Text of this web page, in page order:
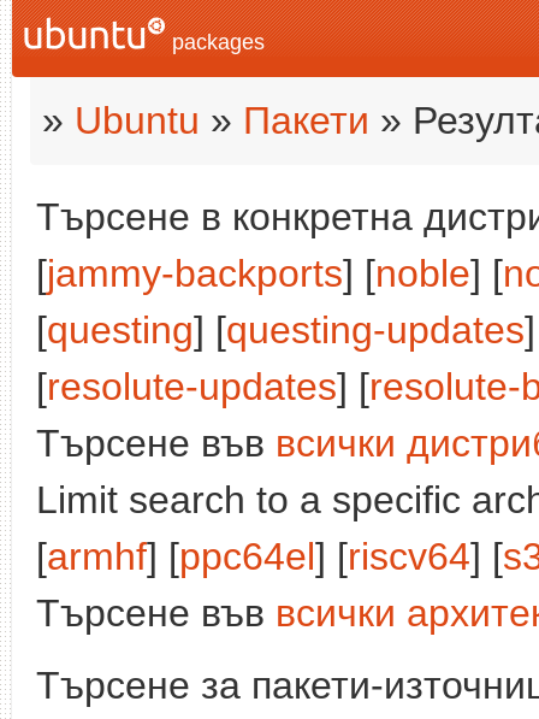
packages
» Ubuntu » Пакети »
Търсене в конкретна
[jammy-backports] [noble] [
[questing] [questing-updates
[resolute-updates] [resolute-
Търсене във всички
Limit search to a specific
[armhf] [ppc64el] [riscv64] [
Търсене във всички
Търсене за пакети-